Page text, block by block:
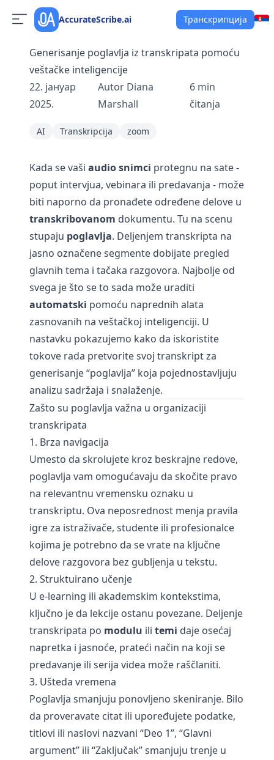
AccurateScribe.ai Транскрипција
Generisanje poglavlja iz transkripata pomoću
veštačke inteligencije
22. јануар
2025.
Autor Diana
Marshall
6 min
čitanja
AI Transkripcija zoom
Kada se vaši audio snimci protegnu na sate -
poput intervjua, vebinara ili predavanja - može
biti naporno da pronađete određene delove u
transkribovanom dokumentu. Tu na scenu
stupaju poglavlja. Deljenjem transkripta na
jasno označene segmente dobijate pregled
glavnih tema i tačaka razgovora. Najbolje od
svega je što se to sada može uraditi
automatski pomoću naprednih alata
zasnovanih na veštačkoj inteligenciji. U
nastavku pokazujemo kako da iskoristite
tokove rada pretvorite svoj transkriptza
generisanje “poglavlja” koja pojednostavljuju
analizu sadržaja i snalaženje.
Zašto su poglavlja važna u organizaciji
transkripata
1. Brza navigacija
Umesto da skrolujete kroz beskrajne redove,
poglavlja vam omogućavaju da skočite pravo
na relevantnu vremensku oznaku u
transkriptu. Ova neposrednost menja pravila
igre za istraživače, studente ili profesionalce
kojima je potrebno da se vrate na ključne
delove razgovora bez gubljenja u tekstu.
2. Struktuirano učenje
U e-learning ili akademskim kontekstima,
ključno je da lekcije ostanu povezane. Deljenje
transkripata po modulu ili temi daje osećaj
napretka i jasnoće, prateći način na koji se
predavanje ili serija videa može raščlaniti.
3. Ušteda vremena
Poglavlja smanjuju ponovljeno skeniranje. Bilo
da proveravate citat ili upoređujete podatke,
titlovi ili naslovi nazvani “Deo 1”, “Glavni
argument” ili “Zaključak” smanjuju trenje u